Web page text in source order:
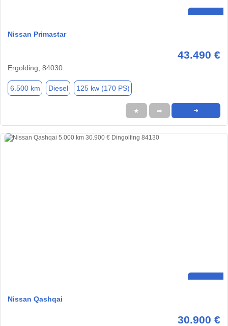
Nissan Primastar
43.490 €
Ergolding, 84030
6.500 km Diesel 125 kw (170 PS)
★ ➦ ➜
Nissan Qashqai
30.900 €